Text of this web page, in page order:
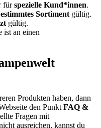
fürspezielle Kund*innen.
Sortiment gültig.
gültig.
ist an einen
Produkten haben, dann
den Punkt FAQ &
Fragen mit
ausreichen, kannst du